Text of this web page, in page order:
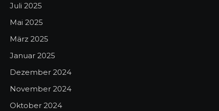
Juli 2025
Mai 2025
März 2025
Januar 2025
Dezember 2024
November 2024
Oktober 2024